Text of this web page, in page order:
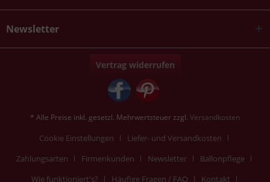
Newsletter
Vertrag widerrufen
* Alle Preise inkl. gesetzl. Mehrwertsteuer zzgl. Versandkosten
Cookie Einstellungen
Liefer- und Versandkosten
Zahlungsarten
Firmenkunden Newsletter
Ballonpflege
Wie funktioniert's?
Häufige Fragen / FAQ Kontakt